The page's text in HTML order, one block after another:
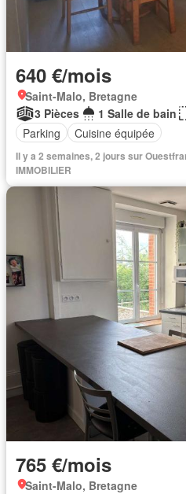
640 €/mois
Saint-Malo, Bretagne
3 Pièces
1 Salle de bain
Parking
Cuisine équipée
Il y a 2 semaines, 2 jours sur
IMMOBILIER
765 €/mois
Saint-Malo, Bretagne